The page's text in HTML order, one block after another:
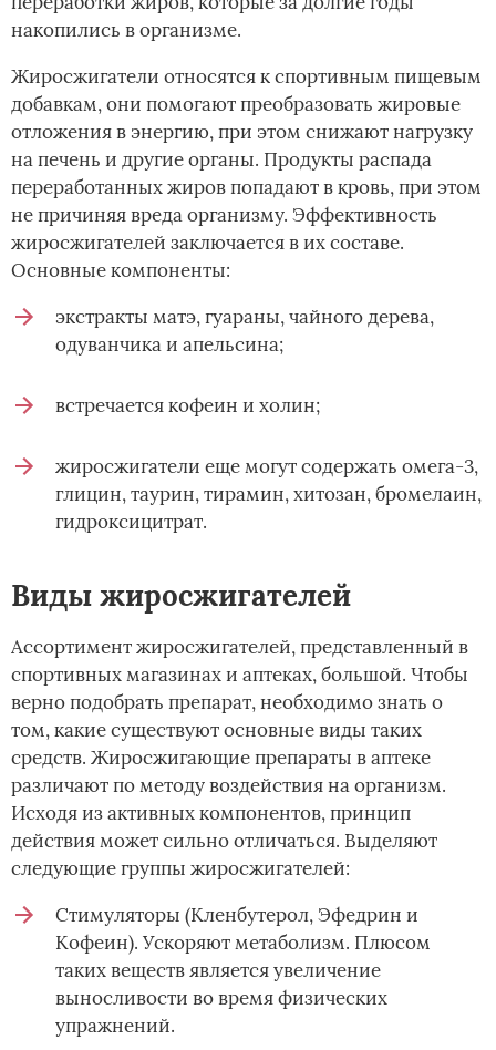
накопились в организме.
Жиросжигатели относятся к спортивным пищевым
добавкам, они помогают преобразовать жировые
отложения в энергию, при этом снижают нагрузку
на печень и другие органы. Продукты распада
переработанных жиров попадают в кровь, при этом
не причиняя вреда организму. Эффективность
жиросжигателей заключается в их составе.
Основные компоненты:
экстракты матэ, гуараны, чайного дерева,
одуванчика и апельсина;
встречается кофеин и холин;
жиросжигатели еще могут содержать омега-3,
глицин, таурин, тирамин, хитозан, бромелаин,
гидроксицитрат.
Виды жиросжигателей
Ассортимент жиросжигателей, представленный в
спортивных магазинах и аптеках, большой. Чтобы
верно подобрать препарат, необходимо знать о
том, какие существуют основные виды таких
средств. Жиросжигающие препараты в аптеке
различают по методу воздействия на организм.
Исходя из активных компонентов, принцип
действия может сильно отличаться. Выделяют
следующие группы жиросжигателей:
Стимуляторы (Кленбутерол, Эфедрин и
Кофеин). Ускоряют метаболизм. Плюсом
таких веществ является увеличение
выносливости во время физических
упражнений.